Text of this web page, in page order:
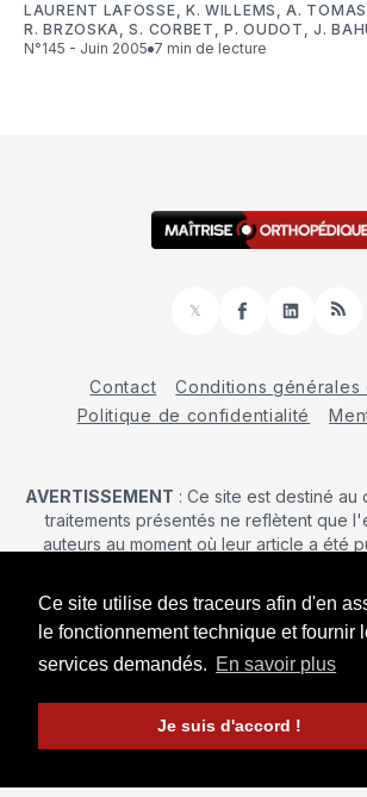
Ce site utilise des traceurs afin d'en
le fonctionnement technique et fournir
services demandés. En savoir plus
Je suis d'accord !
LAURENT LAFOSSE, K. WILLEMS ,A.
R. BRZOSKA,S. CORBET ,P. OUDOT ,J.
N°145 - Juin 2005
7 min de lecture
𝕏
FacebookLinkedInRSS
Contact
Conditions générales
Politique de confidentialité
AVERTISSEMENT : Ce site est destiné au
traitements présentés ne reflètent que
auteurs au moment où leur article a été
journal. La décision d’une intervention
prendre qu'après un examen clinique.
publiées ici ne sauraient justifier une
revendication de la part d'un soignant
© 2026 Maîtrise Orthopédique – Tous